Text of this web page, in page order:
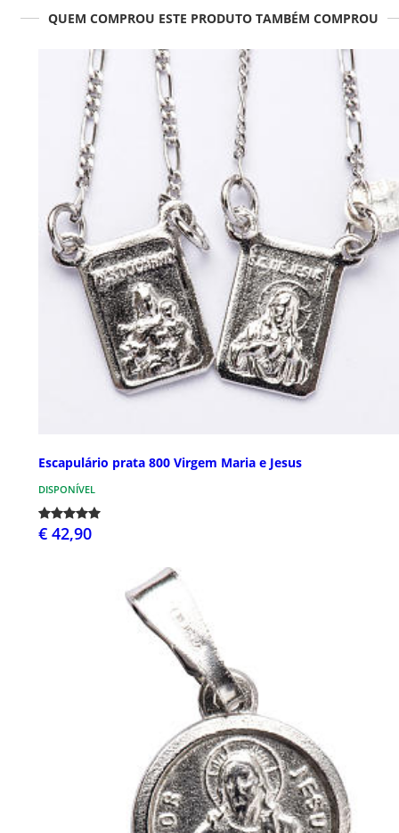
QUEM COMPROU ESTE PRODUTO TAMBÉM COMPROU
Escapulário prata 800 Virgem Maria e Jesus
DISPONÍVEL
€ 42,90